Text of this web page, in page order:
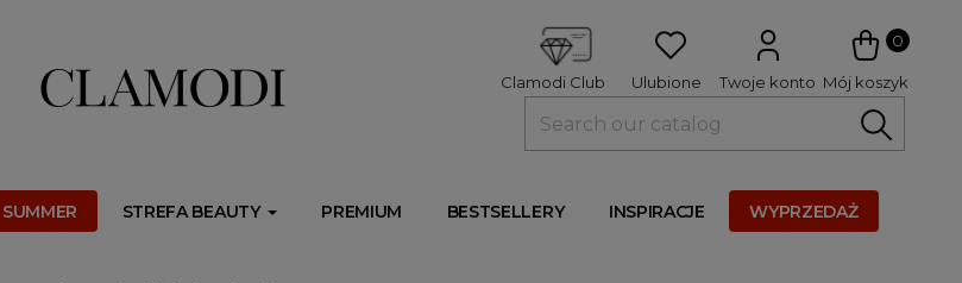
0
Mój koszyk
Twoje konto
Ulubione
Clamodi Club
SUMMER STREFA BEAUTY PREMIUM BESTSELLERY INSPIRACJE WYPRZEDAŻ